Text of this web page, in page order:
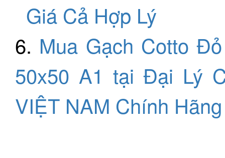
Giá Cả Hợp Lý
6. Mua Gạch Cotto
50x50 A1 tại Đại Lý
VIỆT NAM Chính Hãng